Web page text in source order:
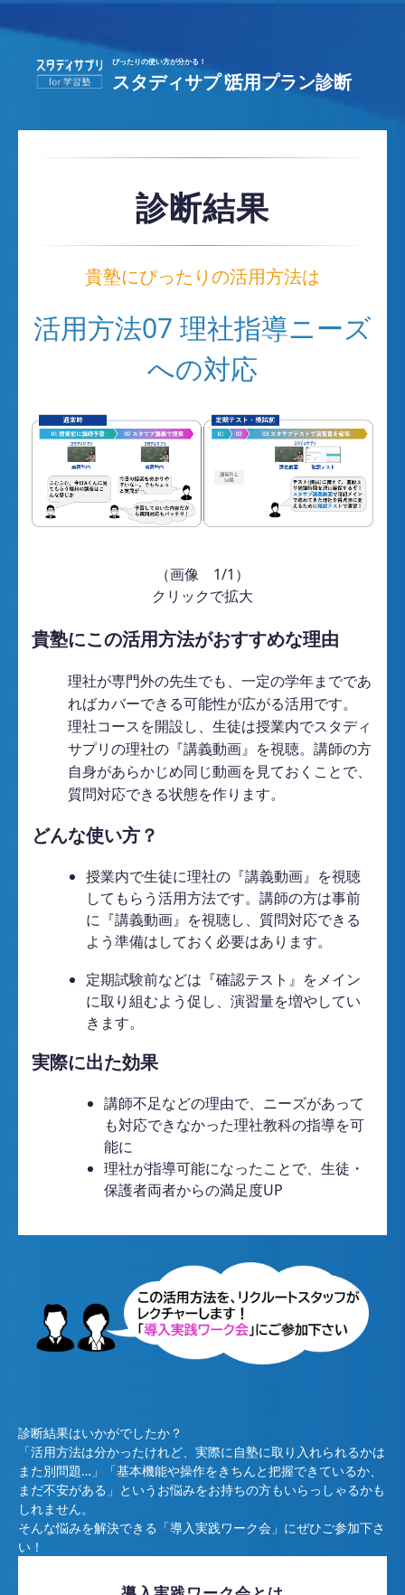
診断結果
貴塾にぴったりの活用方法は
活用方法07 理社指導ニーズ
への対応
（画像 1/1）
クリックで拡大
貴塾にこの活用方法がおすすめな理由
理社が専門外の先生でも、一定の学年までであ
ればカバーできる可能性が広がる活用です。
理社コースを開設し、生徒は授業内でスタディ
サプリの理社の『講義動画』を視聴。講師の方
自身があらかじめ同じ動画を見ておくことで、
質問対応できる状態を作ります。
どんな使い方？
授業内で生徒に理社の『講義動画』を視聴
してもらう活用方法です。 講師の方は事前
に 『講義動画』を視聴し、質問対応できる
よう準備はしておく必要はあります。
定期試験前などは『確認テスト』をメイン
に取り組むよう促し、演習量を増やしてい
きます。
実際に出た効果
講師不足などの理由で、ニーズがあって
も対応できなかった理社教科の指導を可
能に
理社が指導可能になったことで、生徒・
保護者両者からの満足度UP
診断結果はいかがでしたか？
「活用方法は分かったけれど、実際に自塾に取り入れられるかは
また別問題…」「基本機能や操作をきちんと把握できているか、
まだ不安がある」というお悩みをお持ちの方もいらっしゃるかも
しれません。
そんな悩みを解決できる「導入実践ワーク会」にぜひご参加下さ
い！